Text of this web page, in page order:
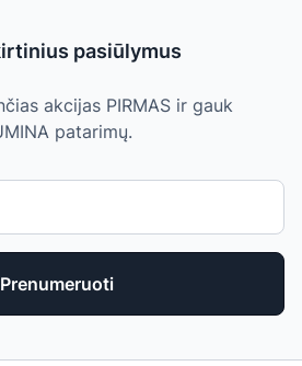
pasiūlymus
akcijas PIRMAS ir gauk
patarimų.
Prenumeruoti